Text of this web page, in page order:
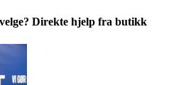
Direkte hjelp fra butikk